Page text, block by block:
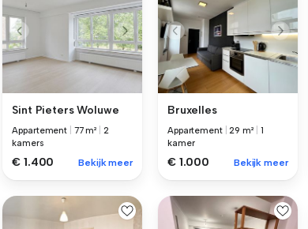
Sint Pieters Woluwe
Appartement 77 m²
2
kamers
€ 1.400 Bekijk meer
Bruxelles
Appartement |29 m²
1
kamer
€ 1.000 Bekijk meer